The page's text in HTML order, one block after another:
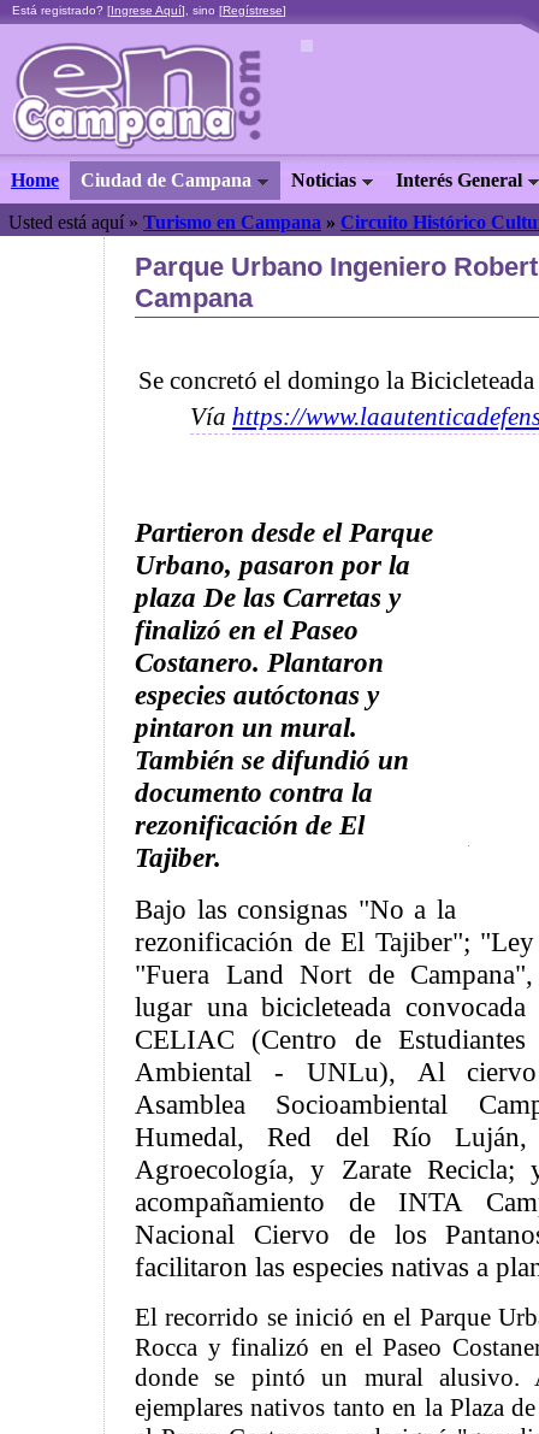
Está registrado? [Ingrese Aquí], sino [Regístrese]
Home Ciudad de Campana Noticias Interés General
Usted está aquí » Turismo en Campana » Circuito Histórico
Parque Urbano Ingeniero
Campana
Se concretó el domingo la
Vía https://
Partieron desde el Parque
Urbano, pasaron por la
plaza De las Carretas y
finalizó en el Paseo
Costanero. Plantaron
especies autóctonas y
pintaron un mural.
También se difundió un
documento contra la
rezonificación de El
Tajiber.
Bajo las consignas "No a la
rezonificación de El Tajiber";
"Fuera Land Nort de
lugar una bicicleteada
CELIAC (Centro de
Ambiental - UNLu), Al
Asamblea Socioambiental
Humedal, Red del Río
Agroecología, y Zarate
acompañamiento de INTA
Nacional Ciervo de los
facilitaron las especies nativas a
El recorrido se inició en el Parque
Rocca y finalizó en el Paseo
donde se pintó un mural alusivo.
ejemplares nativos tanto en la Plaza